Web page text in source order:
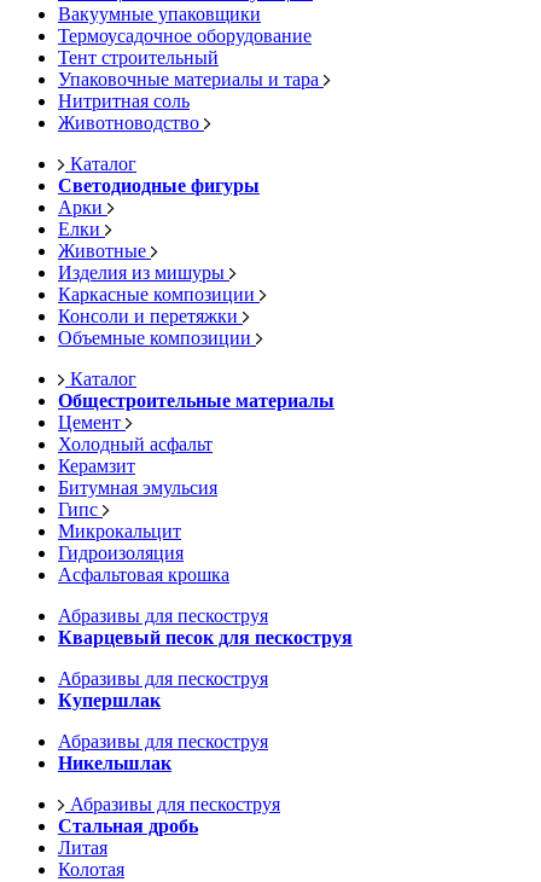
Вакуумные упаковщики
Термоусадочное оборудование
Тент строительный
Упаковочные материалы и тара
Нитритная соль
Животноводство
Каталог
Светодиодные фигуры
Арки
Елки
Животные
Изделия из мишуры
Каркасные композиции
Консоли и перетяжки
Объемные композиции
Каталог
Общестроительные материалы
Цемент
Холодный асфальт
Керамзит
Битумная эмульсия
Гипс
Микрокальцит
Гидроизоляция
Асфальтовая крошка
Абразивы для пескоструя
Кварцевый песок для пескоструя
Абразивы для пескоструя
Купершлак
Абразивы для пескоструя
Никельшлак
Абразивы для пескоструя
Стальная дробь
Литая
Колотая